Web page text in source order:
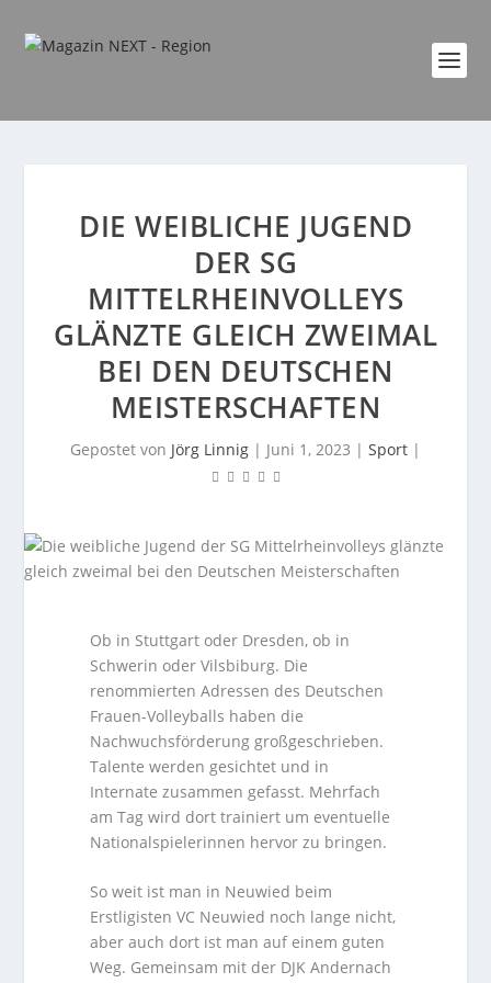
DIE WEIBLICHE JUGEND
DER SG
MITTELRHEINVOLLEYS
GLÄNZTE GLEICH ZWEIMAL
BEI DEN DEUTSCHEN
MEISTERSCHAFTEN
Gepostet von Jörg Linnig | Juni 1, 2023 | Sport |
Ob in Stuttgart oder Dresden, ob in
Schwerin oder Vilsbiburg. Die
renommierten Adressen des Deutschen
Frauen-Volleyballs haben die
Nachwuchsförderung großgeschrieben.
Talente werden gesichtet und in
Internate zusammen gefasst. Mehrfach
am Tag wird dort trainiert um eventuelle
Nationalspielerinnen hervor zu bringen.
So weit ist man in Neuwied beim
Erstligisten VC Neuwied noch lange nicht,
aber auch dort ist man auf einem guten
Weg. Gemeinsam mit der DJK Andernach